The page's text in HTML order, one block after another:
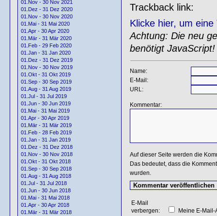
01.Nov - 30 Nov 2021
01.Dez - 31 Dez 2020
01.Nov - 30 Nov 2020
01.Mai - 31 Mai 2020
01.Apr - 30 Apr 2020
01.Mär - 31 Mär 2020
01.Feb - 29 Feb 2020
01.Jan - 31 Jan 2020
01.Dez - 31 Dez 2019
01.Nov - 30 Nov 2019
01.Okt - 31 Okt 2019
01.Sep - 30 Sep 2019
01.Aug - 31 Aug 2019
01.Jul - 31 Jul 2019
01.Jun - 30 Jun 2019
01.Mai - 31 Mai 2019
01.Apr - 30 Apr 2019
01.Mär - 31 Mär 2019
01.Feb - 28 Feb 2019
01.Jan - 31 Jan 2019
01.Dez - 31 Dez 2018
01.Nov - 30 Nov 2018
01.Okt - 31 Okt 2018
01.Sep - 30 Sep 2018
01.Aug - 31 Aug 2018
01.Jul - 31 Jul 2018
01.Jun - 30 Jun 2018
01.Mai - 31 Mai 2018
01.Apr - 30 Apr 2018
01.Mär - 31 Mär 2018
Trackback link:
Klicke hier, um
Achtung: Die neu
benötigt JavaScript!
Name:
E-Mail:
URL:
Kommentar:
Auf dieser Seite werden die
Das bedeutet, dass die
wurden.
E-Mail
verbergen:
Meine E-